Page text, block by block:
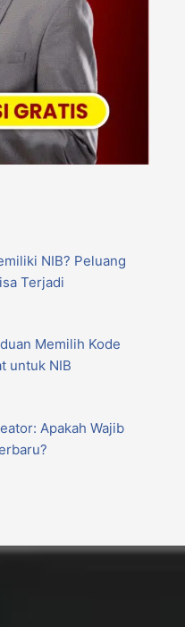
NIB? Peluang
Terjadi
Memilih Kode
untuk NIB
Apakah Wajib